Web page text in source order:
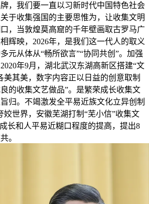
，我们要一直以习新时代中国特色社会
于收集强国的主要思惟为，让收集文明
，当敦煌莫高窟的千年壁画取古罗马广
辉映，2026年，是我们这一代人的取义
元从体从“畅所欲言”“协同共创”。加强
年9月，湖北武汉东湖高新区搭建“文
美其美，数字内容正以日益的创意取制
的收集文艺做品”。是繁荣成长收集文
归。不竭激发全平易近族文化立异创制
姣世界，安徽芜湖打制“芜小信”收集文
长和人平易近糊口程度的提高，提出8
。